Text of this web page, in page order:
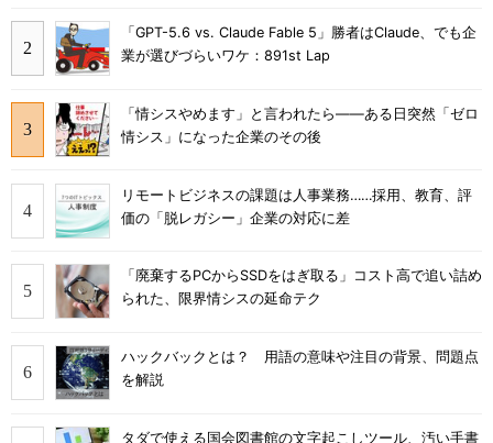
「GPT-5.6 vs. Claude Fable 5」勝者はClaude、でも企
業が選びづらいワケ：891st Lap
「情シスやめます」と言われたら――ある日突然「ゼロ
情シス」になった企業のその後
リモートビジネスの課題は人事業務……採用、教育、評
価の「脱レガシー」企業の対応に差
「廃棄するPCからSSDをはぎ取る」コスト高で追い詰め
られた、限界情シスの延命テク
ハックバックとは？ 用語の意味や注目の背景、問題点
を解説
タダで使える国会図書館の文字起こしツール、汚い手書